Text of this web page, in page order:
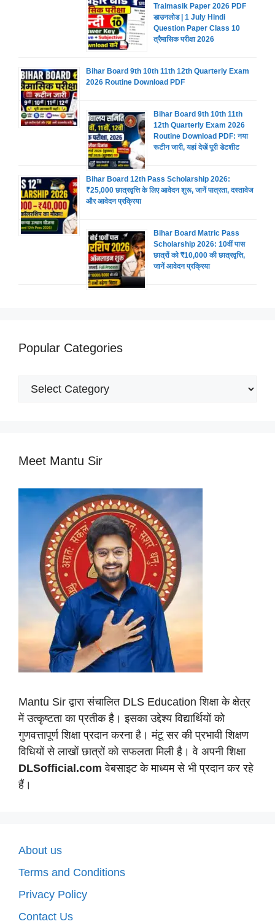
Traimasik Paper 2026 PDF
डाउनलोड | 1 July Hindi
Question Paper Class 10
त्रैमासिक परीक्षा 2026
Bihar Board 9th 10th 11th 12th Quarterly Exam
2026 Routine Download PDF
Bihar Board 9th 10th 11th
12th Quarterly Exam 2026
Routine Download PDF: नया
रूटीन जारी, यहां देखें पूरी डेटशीट
Bihar Board 12th Pass Scholarship 2026:
₹25,000 छात्रवृत्ति के लिए आवेदन शुरू, जानें पात्रता, दस्तावेज
और आवेदन प्रक्रिया
Bihar Board Matric Pass
Scholarship 2026: 10वीं पास
छात्रों को ₹10,000 की छात्रवृत्ति,
जानें आवेदन प्रक्रिया
Popular Categories
Popular
Meet Mantu Sir
Mantu Sir द्वारा संचालित DLS Education शिक्षा के क्षेत्र
में उत्कृष्टता का प्रतीक है। इसका उद्देश्य विद्यार्थियों को
गुणवत्तापूर्ण शिक्षा प्रदान करना है। मंटू सर की प्रभावी शिक्षण
विधियों से लाखों छात्रों को सफलता मिली है। वे अपनी शिक्षा
DLSofficial.com वेबसाइट के माध्यम से भी प्रदान कर रहे
हैं।
About us
Terms and Conditions
Privacy Policy
Contact Us